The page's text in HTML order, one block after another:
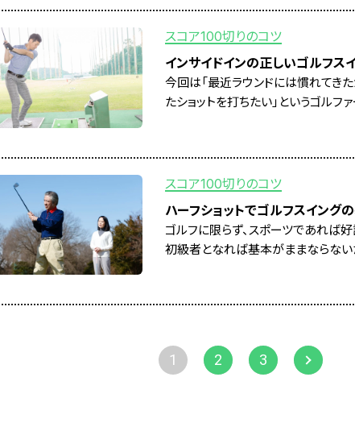
スコア100切りのコツ
インサイドインの正しいゴルフス
今回は「最近ラウンドには慣れてき
たショットを打ちたい」というゴルフ
スコア100切りのコツ
ハーフショットでゴルフスイング
ゴルフに限らず、スポーツであれば
初級者となれば基本がままならない
1 2 3